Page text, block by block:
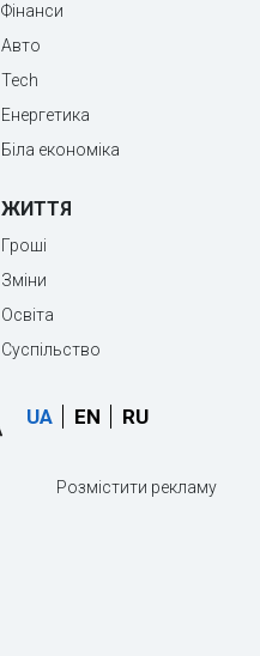
Фінанси
Авто
Tech
Енергетика
Біла економіка
ЖИТТЯ
Гроші
Зміни
Освіта
Суспільство
UA EN RU
Розмістити рекламу